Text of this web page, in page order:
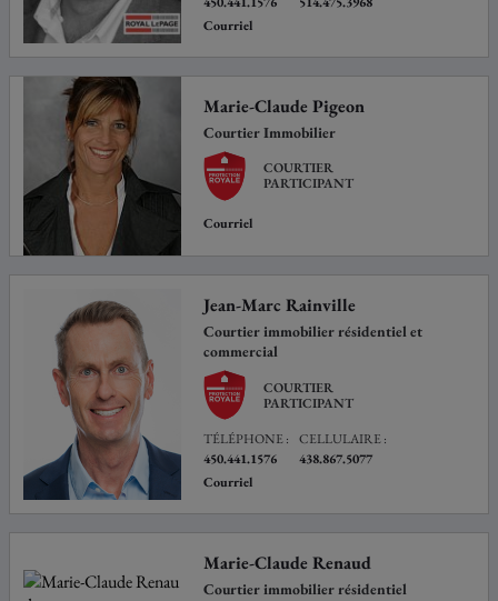
Courriel
Marie-Claude Pigeon
Courtier Immobilier
COURTIER
PARTICIPANT
Courriel
Jean-Marc Rainville
Courtier immobilier résidentiel et
commercial
COURTIER
PARTICIPANT
TÉLÉPHONE :
450.441.1576
CELLULAIRE :
438.867.5077
Courriel
Marie-Claude Renaud
Courtier immobilier résidentiel